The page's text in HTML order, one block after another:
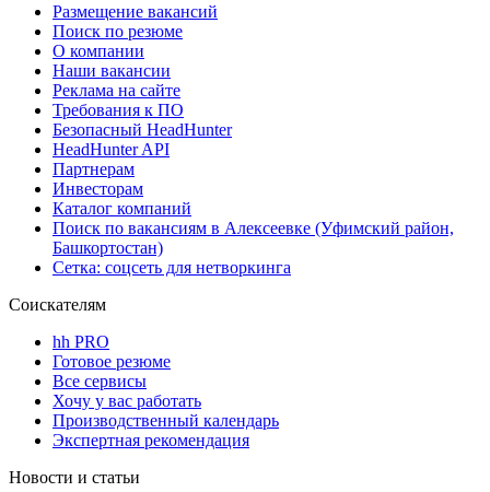
Размещение вакансий
Поиск по резюме
О компании
Наши вакансии
Реклама на сайте
Требования к ПО
Безопасный HeadHunter
HeadHunter API
Партнерам
Инвесторам
Каталог компаний
Поиск по вакансиям в Алексеевке (Уфимский район,
Башкортостан)
Сетка: соцсеть для нетворкинга
Соискателям
hh PRO
Готовое резюме
Все сервисы
Хочу у вас работать
Производственный календарь
Экспертная рекомендация
Новости и статьи